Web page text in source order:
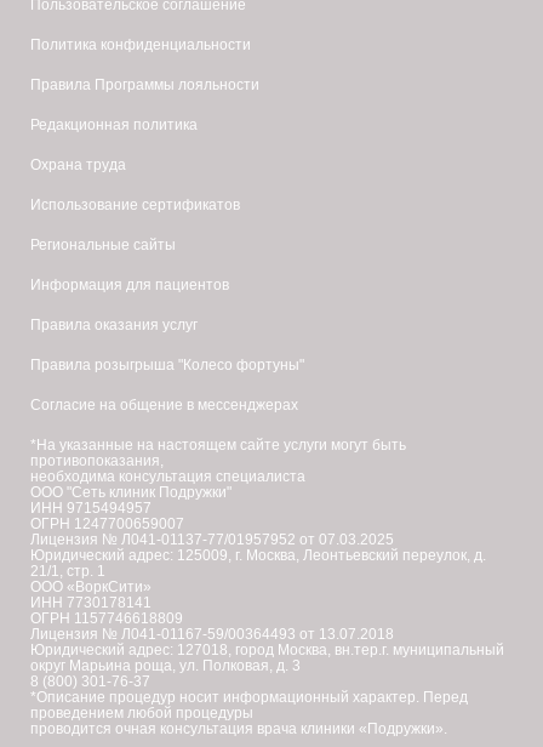
Пользовательское соглашение
Политика конфиденциальности
Правила Программы лояльности
Редакционная политика
Охрана труда
Использование сертификатов
Региональные сайты
Информация для пациентов
Правила оказания услуг
Правила розыгрыша "Колесо фортуны"
Согласие на общение в мессенджерах
*На указанные на настоящем сайте услуги могут быть
противопоказания,
необходима консультация специалиста
ООО "Сеть клиник Подружки"
ИНН 9715494957
ОГРН 1247700659007
Лицензия № Л041-01137-77/01957952 от 07.03.2025
Юридический адрес: 125009, г. Москва, Леонтьевский переулок, д.
21/1, стр. 1
ООО «ВоркСити»
ИНН 7730178141
ОГРН 1157746618809
Лицензия № Л041-01167-59/00364493 от 13.07.2018
Юридический адрес: 127018, город Москва, вн.тер.г. муниципальный
округ Марьина роща, ул. Полковая, д. 3
8 (800) 301-76-37
*Описание процедур носит информационный характер. Перед
проведением любой процедуры
проводится очная консультация врача клиники «Подружки».